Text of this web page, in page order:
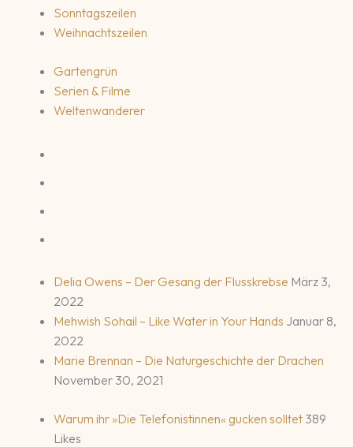
Sonntagszeilen
Weihnachtszeilen
Gartengrün
Serien & Filme
Weltenwanderer
Delia Owens – Der Gesang der Flusskrebse März 3,
2022
Mehwish Sohail – Like Water in Your Hands Januar 8,
2022
Marie Brennan – Die Naturgeschichte der Drachen
November 30, 2021
Warum ihr »Die Telefonistinnen« gucken solltet 389
Likes